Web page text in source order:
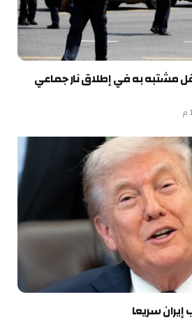
مشتبه به في إطلاق نار جماعي
إيران سريعا